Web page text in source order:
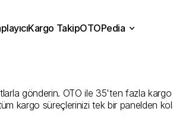
gönderin. OTO ile 35'ten fazla kargo
kargo süreçlerinizi tek bir panelden
Kargo TakipOTOPedia